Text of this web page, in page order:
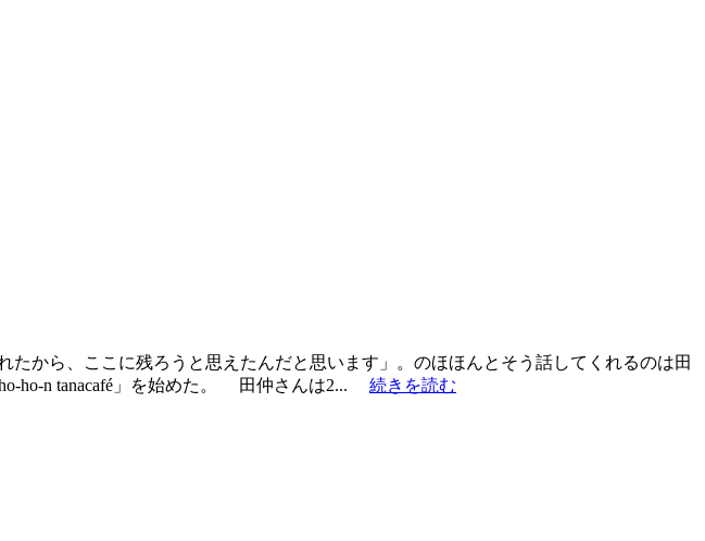
から、ここに残ろうと思えたんだと思います」。のほほんとそう話してくれるのは田
ho-n tanacafé」を始めた。 田仲さんは2... 続きを読む